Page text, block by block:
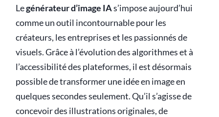
Legénérateur d’image IAs’impose aujourd’hui
comme un outil incontournable pour les
créateurs, les entreprises et les passionnés de
visuels. Grâce à l’évolution des algorithmes et à
l’accessibilité des plateformes, il est désormais
possible de transformer une idée en image en
quelques secondes seulement. Qu’il s’agisse de
concevoir des illustrations originales, de